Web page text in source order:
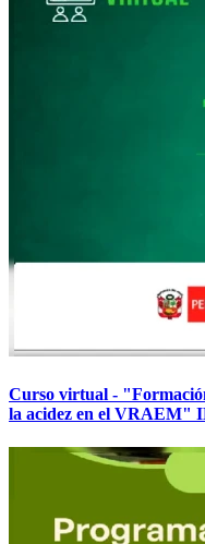
Curso virtual -
la acidez en el VRAEM"